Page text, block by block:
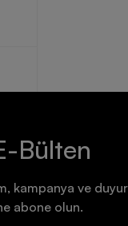
Bülten
kampanya ve
abone olun.